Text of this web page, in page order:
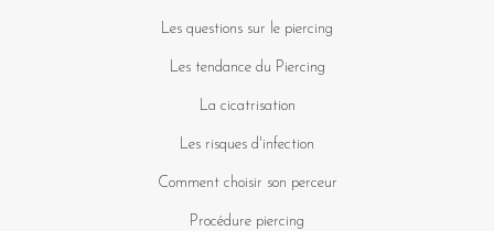
Les questions sur le piercing
Les tendance du Piercing
La cicatrisation
Les risques d'infection
Comment choisir son perceur
Procédure piercing